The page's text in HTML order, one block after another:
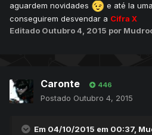
aguardem novidades
e até la
conseguirem desvendar a Cifra X
Editado Outubro 4, 2015 por
Caronte 446
Postado Outubro 4, 2015
Em 04/10/2015 em 00:37,